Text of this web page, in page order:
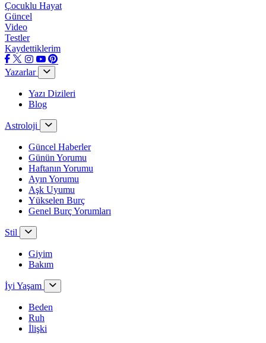
Çocuklu Hayat
Güncel
Video
Testler
Kaydettiklerim
Yazarlar
Yazı Dizileri
Blog
Astroloji
Güncel Haberler
Günün Yorumu
Haftanın Yorumu
Ayın Yorumu
Aşk Uyumu
Yükselen Burç
Genel Burç Yorumları
Stil
Giyim
Bakım
İyi Yaşam
Beden
Ruh
İlişki